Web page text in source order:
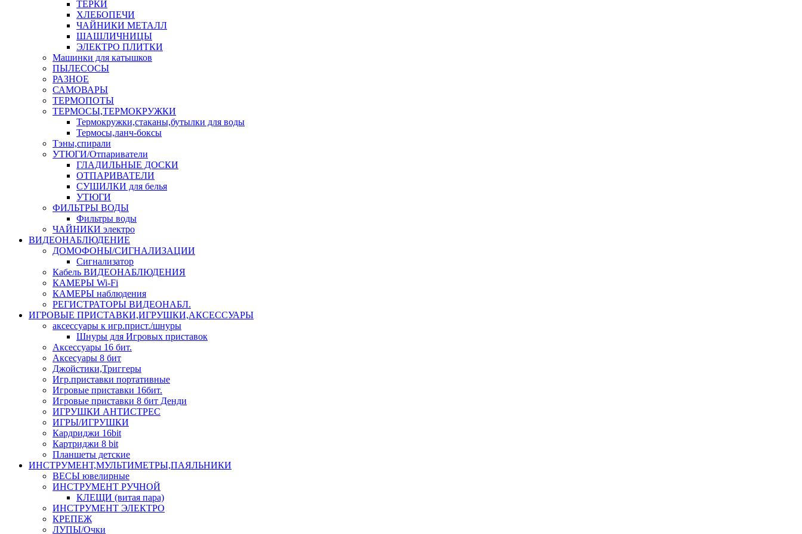
ТЕРКИ
ХЛЕБОПЕЧИ
ЧАЙНИКИ МЕТАЛЛ
ШАШЛИЧНИЦЫ
ЭЛЕКТРО ПЛИТКИ
Машинки для катышков
ПЫЛЕСОСЫ
РАЗНОЕ
САМОВАРЫ
ТЕРМОПОТЫ
ТЕРМОСЫ,ТЕРМОКРУЖКИ
Термокружки,стаканы,бутылки для воды
Термосы,ланч-боксы
Тэны,спирали
УТЮГИ/Отпариватели
ГЛАДИЛЬНЫЕ ДОСКИ
ОТПАРИВАТЕЛИ
СУШИЛКИ для белья
УТЮГИ
ФИЛЬТРЫ ВОДЫ
Фильтры воды
ЧАЙНИКИ электро
ВИДЕОНАБЛЮДЕНИЕ
ДОМОФОНЫ/СИГНАЛИЗАЦИИ
Сигнализатор
Кабель ВИДЕОНАБЛЮДЕНИЯ
КАМЕРЫ Wi-Fi
КАМЕРЫ наблюдения
РЕГИСТРАТОРЫ ВИДЕОНАБЛ.
ИГРОВЫЕ ПРИСТАВКИ,ИГРУШКИ,АКСЕССУАРЫ
аксесcуары к игр.прист./шнуры
Шнуры для Игровых приставок
Аксессуары 16 бит.
Аксесуары 8 бит
Джойстики,Триггеры
Игр.приставки портативные
Игровые приставки 16бит.
Игровые приставки 8 бит Денди
ИГРУШКИ АНТИСТРЕС
ИГРЫ/ИГРУШКИ
Кардриджи 16bit
Картриджи 8 bit
Планшеты детские
ИНСТРУМЕНТ,МУЛЬТИМЕТРЫ,ПАЯЛЬНИКИ
ВЕСЫ ювелирные
ИНСТРУМЕНТ РУЧНОЙ
КЛЕЩИ (витая пара)
ИНСТРУМЕНТ ЭЛЕКТРО
КРЕПЕЖ
ЛУПЫ/Очки